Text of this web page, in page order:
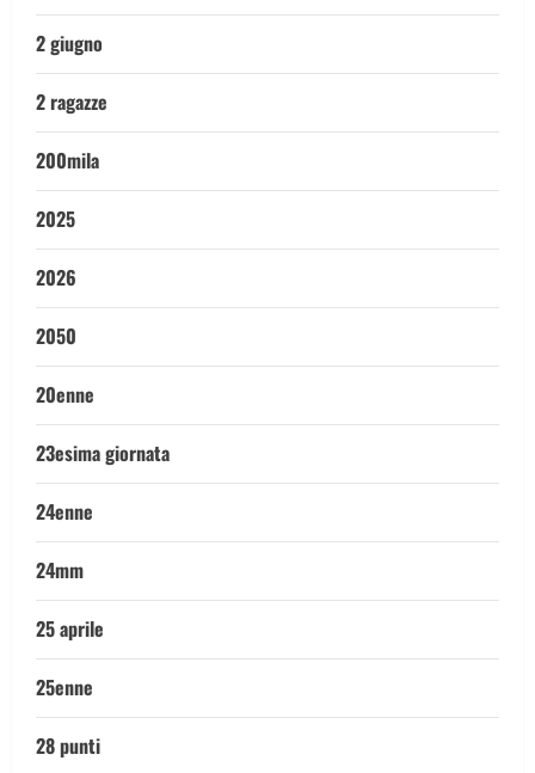
2 giugno
2 ragazze
200mila
2025
2026
2050
20enne
23esima giornata
24enne
24mm
25 aprile
25enne
28 punti